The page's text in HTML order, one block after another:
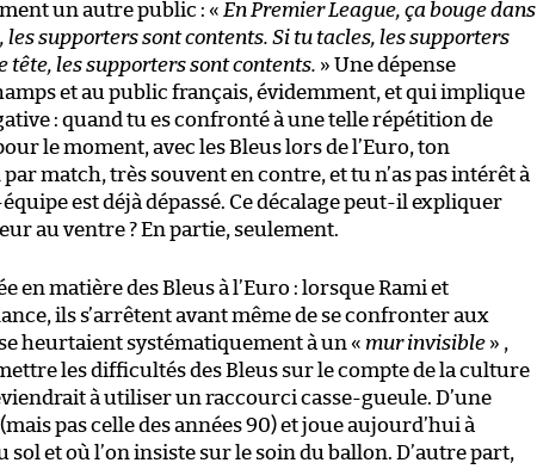
un autre public : « En Premier League, ça bouge dans
les supporters sont contents. Si tu tacles, les supporters
tête, les supporters sont contents. » Une dépense
et au public français, évidemment, et qui implique
: quand tu es confronté à une telle répétition de
le moment, avec les Bleus lors de l’Euro, ton
match, très souvent en contre, et tu n’as pas intérêt à
est déjà dépassé. Ce décalage peut-il expliquer
au ventre ? En partie, seulement.
en matière des Bleus à l’Euro : lorsque Rami et
ils s’arrêtent avant même de se confronter aux
heurtaient systématiquement à un « mur invisible » ,
les difficultés des Bleus sur le compte de la culture
à utiliser un raccourci casse-gueule. D’une
pas celle des années 90) et joue aujourd’hui à
sol et où l’on insiste sur le soin du ballon. D’autre part,